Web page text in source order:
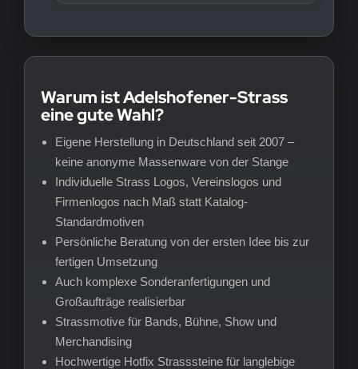
Warum ist Adelshofener-Strass
eine gute Wahl?
Eigene Herstellung in Deutschland seit 2007 –
keine anonyme Massenware von der Stange
Individuelle Strass Logos, Vereinslogos und
Firmenlogos nach Maß statt Katalog-
Standardmotiven
Persönliche Beratung von der ersten Idee bis zur
fertigen Umsetzung
Auch komplexe Sonderanfertigungen und
Großaufträge realisierbar
Strassmotive für Bands, Bühne, Show und
Merchandising
Hochwertige Hotfix Strasssteine für langlebige